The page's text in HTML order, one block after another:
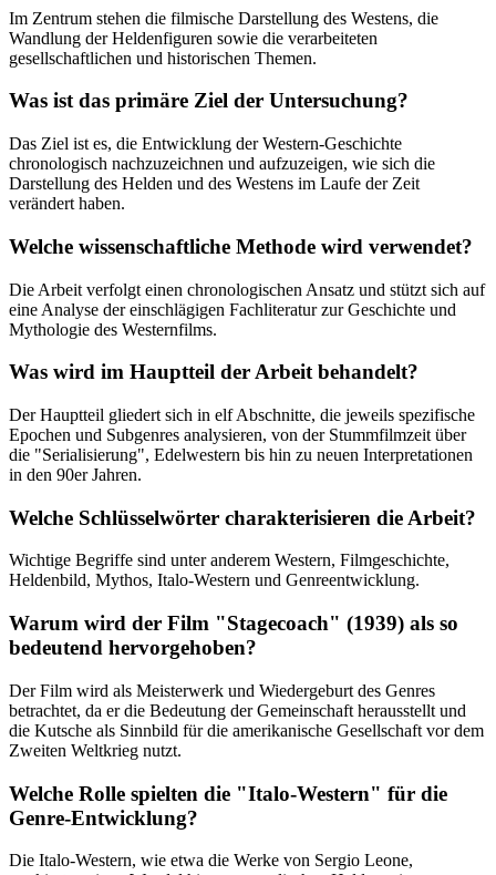
Im Zentrum stehen die filmische Darstellung des Westens, die
Wandlung der Heldenfiguren sowie die verarbeiteten
gesellschaftlichen und historischen Themen.
Was ist das primäre Ziel der Untersuchung?
Das Ziel ist es, die Entwicklung der Western-Geschichte
chronologisch nachzuzeichnen und aufzuzeigen, wie sich die
Darstellung des Helden und des Westens im Laufe der Zeit
verändert haben.
Welche wissenschaftliche Methode wird verwendet?
Die Arbeit verfolgt einen chronologischen Ansatz und stützt sich auf
eine Analyse der einschlägigen Fachliteratur zur Geschichte und
Mythologie des Westernfilms.
Was wird im Hauptteil der Arbeit behandelt?
Der Hauptteil gliedert sich in elf Abschnitte, die jeweils spezifische
Epochen und Subgenres analysieren, von der Stummfilmzeit über
die "Serialisierung", Edelwestern bis hin zu neuen Interpretationen
in den 90er Jahren.
Welche Schlüsselwörter charakterisieren die Arbeit?
Wichtige Begriffe sind unter anderem Western, Filmgeschichte,
Heldenbild, Mythos, Italo-Western und Genreentwicklung.
Warum wird der Film "Stagecoach" (1939) als so
bedeutend hervorgehoben?
Der Film wird als Meisterwerk und Wiedergeburt des Genres
betrachtet, da er die Bedeutung der Gemeinschaft herausstellt und
die Kutsche als Sinnbild für die amerikanische Gesellschaft vor dem
Zweiten Weltkrieg nutzt.
Welche Rolle spielten die "Italo-Western" für die
Genre-Entwicklung?
Die Italo-Western, wie etwa die Werke von Sergio Leone,